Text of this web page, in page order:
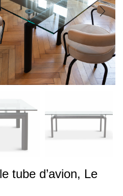
tube d’avion, Le